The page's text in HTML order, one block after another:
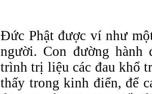
Đức Phật được ví như
người. Con đường
trình trị liệu các đau khổ
thấy trong kinh điển, để